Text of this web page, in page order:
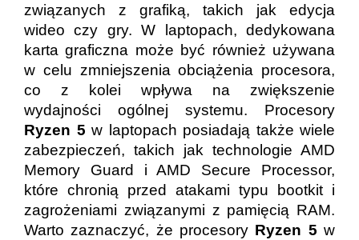
związanych z grafiką, takich jak edycja
wideo czy gry. W laptopach, dedykowana
karta graficzna może być również używana
w celu zmniejszenia obciążenia procesora,
co z kolei wpływa na zwiększenie
wydajności ogólnej systemu. Procesory
Ryzen 5 w laptopach posiadają także wiele
zabezpieczeń, takich jak technologie AMD
Memory Guard i AMD Secure Processor,
które chronią przed atakami typu bootkit i
zagrożeniami związanymi z pamięcią RAM.
Warto zaznaczyć, że procesory Ryzen 5 w